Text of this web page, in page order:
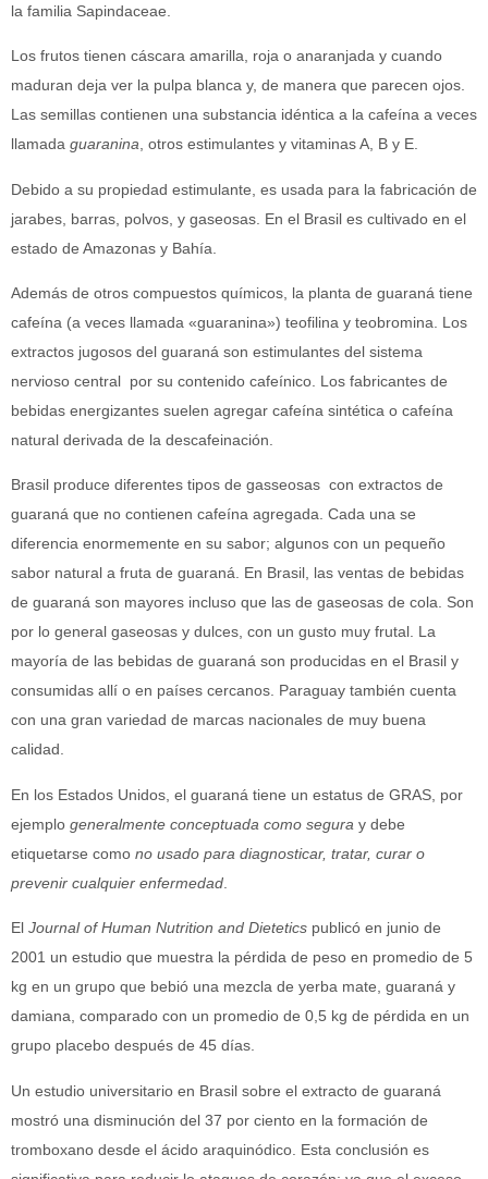
la familia Sapindaceae.
Los frutos tienen cáscara amarilla, roja o anaranjada y cuando
maduran deja ver la pulpa blanca y, de manera que parecen ojos.
Las semillas contienen una substancia idéntica a la cafeína a veces
llamada guaranina, otros estimulantes y vitaminas A, B y E.
Debido a su propiedad estimulante, es usada para la fabricación de
jarabes, barras, polvos, y gaseosas. En el Brasil es cultivado en el
estado de Amazonas y Bahía.
Además de otros compuestos químicos, la planta de guaraná tiene
cafeína (a veces llamada «guaranina») teofilina y teobromina. Los
extractos jugosos del guaraná son estimulantes del sistema
nervioso central por su contenido cafeínico. Los fabricantes de
bebidas energizantes suelen agregar cafeína sintética o cafeína
natural derivada de la descafeinación.
Brasil produce diferentes tipos de gasseosas con extractos de
guaraná que no contienen cafeína agregada. Cada una se
diferencia enormemente en su sabor; algunos con un pequeño
sabor natural a fruta de guaraná. En Brasil, las ventas de bebidas
de guaraná son mayores incluso que las de gaseosas de cola. Son
por lo general gaseosas y dulces, con un gusto muy frutal. La
mayoría de las bebidas de guaraná son producidas en el Brasil y
consumidas allí o en países cercanos. Paraguay también cuenta
con una gran variedad de marcas nacionales de muy buena
calidad.
En los Estados Unidos, el guaraná tiene un estatus de GRAS, por
ejemplo generalmente conceptuada como segura y debe
etiquetarse como no usado para diagnosticar, tratar, curar o
prevenir cualquier enfermedad
El Journal of Human Nutrition and Dietetics publicó en junio de
2001 un estudio que muestra la pérdida de peso en promedio de 5
kg en un grupo que bebió una mezcla de yerba mate, guaraná y
damiana, comparado con un promedio de 0,5 kg de pérdida en un
grupo placebo después de 45 días.
Un estudio universitario en Brasil sobre el extracto de guaraná
mostró una disminución del 37 por ciento en la formación de
tromboxano desde el ácido araquinódico. Esta conclusión es